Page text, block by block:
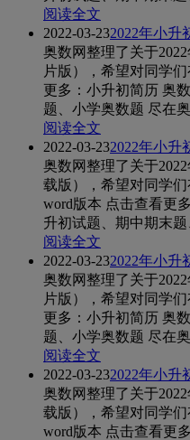
阅读全文
2022-03-232022年小升
奥数网整理了关于
片版），希望对同学
更多：小升初简历 奥
题、小学奥数题 尽在
阅读全文
2022-03-232022年小升
奥数网整理了关于
载版），希望对同学
word版本 点击查看更
升初试题、期中期末
阅读全文
2022-03-232022年小升
奥数网整理了关于
片版），希望对同学
更多：小升初简历 奥
题、小学奥数题 尽在
阅读全文
2022-03-232022年小升
奥数网整理了关于
载版），希望对同学
word版本 点击查看更